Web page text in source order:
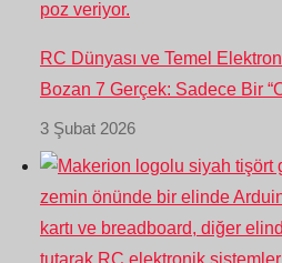
RC Dünyası ve Temel
Bozan 7 Gerçek: Sadece Bir
3 Şubat 2026